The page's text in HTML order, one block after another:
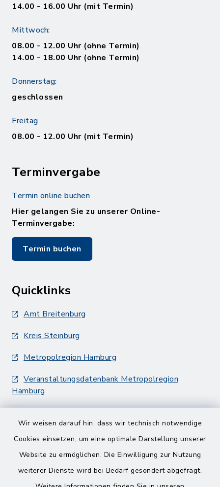
Wir weisen darauf hin, dass wir technisch notwendige
Cookies einsetzen, um eine optimale Darstellung unserer
Website zu ermöglichen. Die Einwilligung zur Nutzung
weiterer Dienste wird bei Bedarf gesondert abgefragt.
14.00 - 16.00 Uhr (mit Termin)
Mittwoch:
08.00 - 12.00 Uhr (ohne Termin)
14.00 - 18.00 Uhr (ohne Termin)
Donnerstag:
geschlossen
Freitag
08.00 - 12.00 Uhr (mit Termin)
Terminvergabe
Termin online buchen
Hier gelangen Sie zu unserer Online-
Terminvergabe:
Termin buchen
Quicklinks
Amt Breitenburg
Kreis Steinburg
Metropolregion Hamburg
Veranstaltungsdatenbank Metropolregion
Hamburg